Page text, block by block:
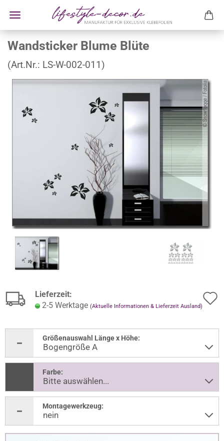
Wandsticker Blume Blüte
(Art.Nr.: LS-W-002-011)
Lieferzeit:
2-5 Werktage (Aktuelle Informationen & Lieferzeit Ausland)
Größenauswahl Länge x Höhe:
Farbe:
Montagewerkzeug: